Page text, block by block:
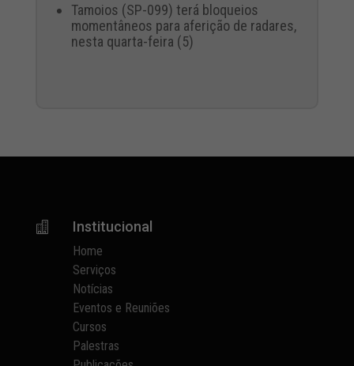
Tamoios (SP-099) terá bloqueios
momentâneos para aferição de radares,
nesta quarta-feira (5)
 Institucional
Home
Serviços
Notícias
Eventos e Reuniões
Cursos
Palestras